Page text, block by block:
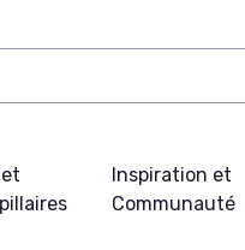
Inspiration et
Communauté